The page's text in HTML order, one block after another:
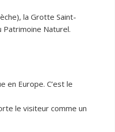
la Grotte Saint-
Patrimoine Naturel.
en Europe. C’est le
le visiteur comme un